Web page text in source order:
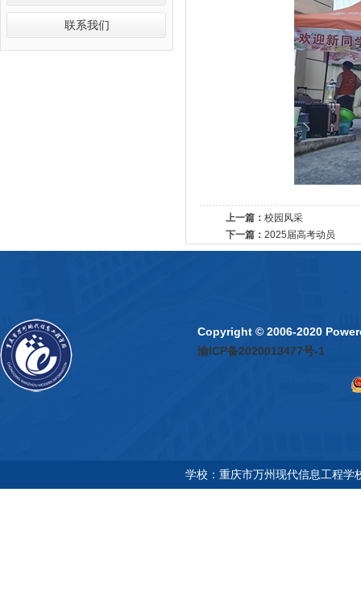
联系我们
上一篇： 校园风采
下一篇： 2025届高考动员
Copyright © 2006-2020
渝ICP备2020013477号-1
学校：重庆市万州现代信息工